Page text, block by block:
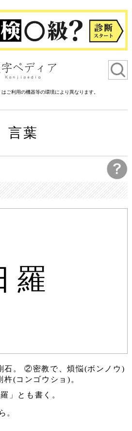
ご利用の機器等の環境により異なります。
言葉
羅
石。 ②密教で、煩悩(ボンノウ)
杵(コンゴウショ)。
」とも書く。
。